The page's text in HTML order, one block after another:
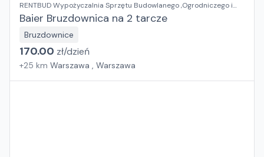
RENTBUD Wypożyczalnia Sprzętu Budowlanego ,Ogrodniczego i
Elektronarzędzi
Baier Bruzdownica na 2 tarcze
Bruzdownice
170.00 zł/dzień
+25 km Warszawa , Warszawa